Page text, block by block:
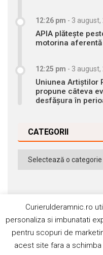
12:26 pm - 3 august,
APIA plătește
motorina
12:25 pm - 3 august,
Uniunea Artiștilor
propune câteva
desfășura în
CATEGORII
Categorii
Curierulderamnic.ro
personaliza si imbunatati
pentru scopuri de
acest site fara a